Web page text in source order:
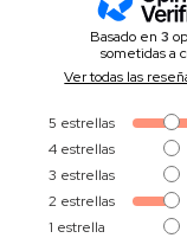
Basado en 3
sometidas a
Ver todas las
5 estrellas
4 estrellas
3 estrellas
2 estrellas
1 estrella